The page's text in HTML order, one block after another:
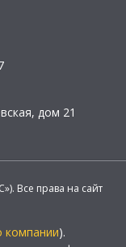
дом 21
Все права на сайт
компании).